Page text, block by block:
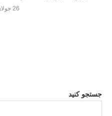
26 جولای 2026
جستجو کنید